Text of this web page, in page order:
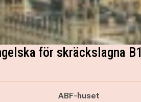
för skräckslagna B1
ABF-huset